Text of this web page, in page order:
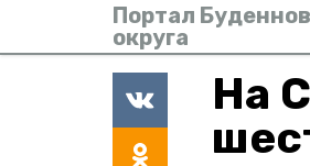
Портал
округа
На